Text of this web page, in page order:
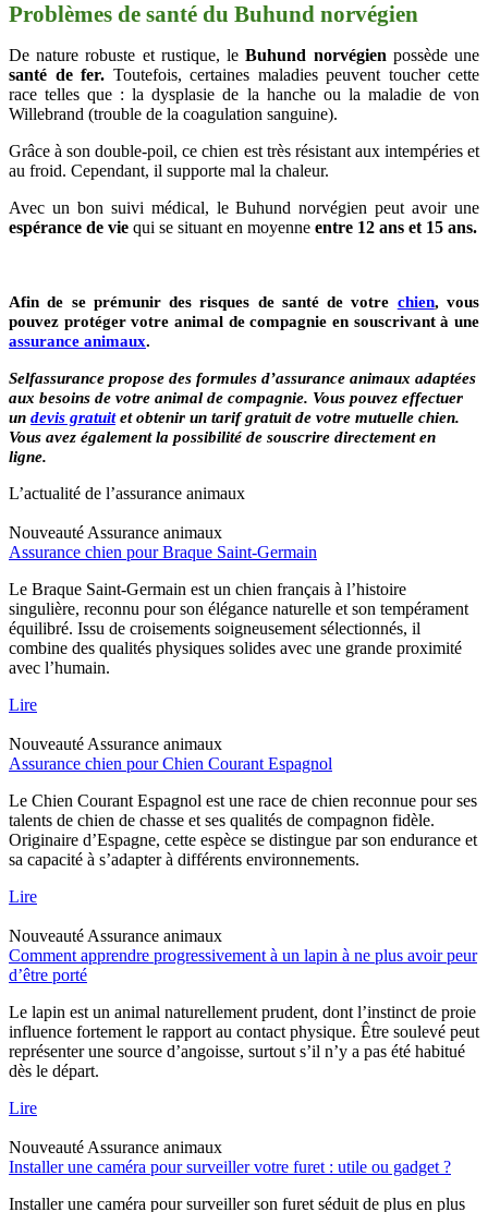
Problèmes de santé du Buhund norvégien
De nature robuste et rustique, leBuhund norvégien possède une
santé de fer. Toutefois, certaines maladies peuvent toucher cette
race telles que : la dysplasie de la hanche ou la maladie de von
Willebrand (trouble de la coagulation sanguine).
Grâce à son double-poil, ce chien est très résistant aux intempéries et
au froid. Cependant, il supporte mal la chaleur.
Avec un bon suivi médical, le Buhund norvégien peut avoir une
espérance de vie qui se situant en moyenne entre 12 ans et 15 ans.
Afin de se prémunir des risques de santé de votre chien, vous
pouvez protéger votre animal de compagnie en souscrivant à une
assurance animaux.
Selfassurance propose des formules d’assurance animaux adaptées
aux besoins de votre animal de compagnie. Vous pouvez effectuer
un devis gratuitet obtenir un tarif gratuit de votre mutuelle chien.
Vous avez également la possibilité de souscrire directement en
ligne.
L’actualité de l’assurance animaux
Nouveauté Assurance animaux
Assurance chien pour Braque Saint-Germain
Le Braque Saint-Germain est un chien français à l’histoire
singulière, reconnu pour son élégance naturelle et son tempérament
équilibré. Issu de croisements soigneusement sélectionnés, il
combine des qualités physiques solides avec une grande proximité
avec l’humain.
Lire
Nouveauté Assurance animaux
Assurance chien pour Chien Courant Espagnol
Le Chien Courant Espagnol est une race de chien reconnue pour ses
talents de chien de chasse et ses qualités de compagnon fidèle.
Originaire d’Espagne, cette espèce se distingue par son endurance et
sa capacité à s’adapter à différents environnements.
Lire
Nouveauté Assurance animaux
Comment apprendre progressivement à un lapin à ne plus avoir peur
d’être porté
Le lapin est un animal naturellement prudent, dont l’instinct de proie
influence fortement le rapport au contact physique. Être soulevé peut
représenter une source d’angoisse, surtout s’il n’y a pas été habitué
dès le départ.
Lire
Nouveauté Assurance animaux
Installer une caméra pour surveiller votre furet : utile ou gadget ?
Installer une caméra pour surveiller son furet séduit de plus en plus